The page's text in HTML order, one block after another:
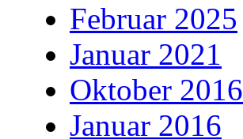
Februar 2025
Januar 2021
Oktober 2016
Januar 2016